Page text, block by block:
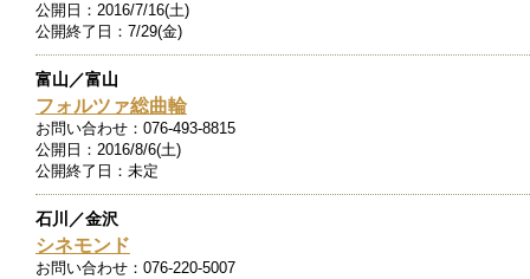
公開日： 2016/7/16(土)
公開終了日： 7/29(金)
富山／富山
フォルツァ総曲輪
お問い合わせ： 076-493-8815
公開日： 2016/8/6(土)
公開終了日： 未定
石川／金沢
シネモンド
お問い合わせ： 076-220-5007